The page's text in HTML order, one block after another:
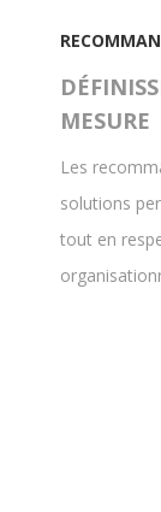
MESURE
Les
solutions
tout en